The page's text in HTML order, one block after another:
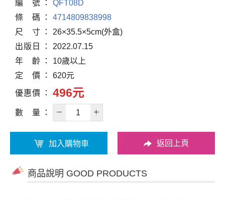
編 號
QFT08D
條
碼
4714809838998
尺
寸
26×35.5×5cm(外盒)
出版 日
2022.07.15
年
齡
10歲以上
定
價 620元
優惠價 496元
數 量
加入購物車 返回上頁
商品說明 GOOD PRODUCTS